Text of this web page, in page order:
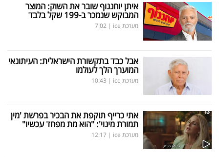
איתן יוחננוף שובר את השוק: המוצר
המבוקש שנמכר ב-199 שקל בלבד
מערכת ice |
7:02
אבל כבד בתקשורת הישראלית: העיתונאי
המוערך הלך לעולמו
מערכת ice |
10:43
אתי כרייף תוקפת את הבכיר בפרשת 'מין
תמורת מינוי': "הוא מת מפחד עכשיו"
מערכת ice |
12:17